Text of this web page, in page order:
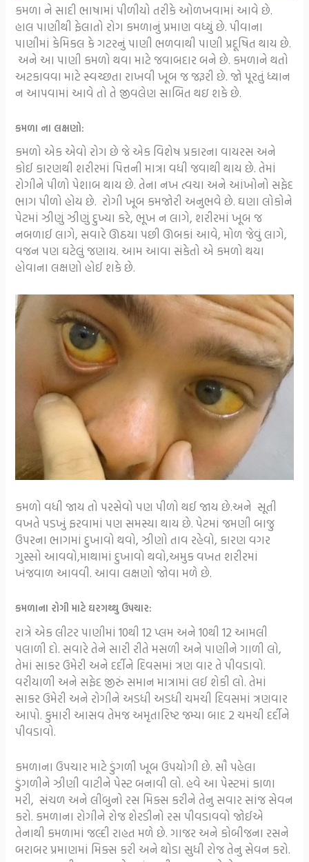
કમળા ને સાદી ભાષામાં પીળીયો તરીકે ઓળખવામાં આવે છે.
હાલ પાણીથી ફેલાતો રોગ કમળાનું પ્રમાણ વધ્યું છે. પીવાના
પાણીમાં કેમિકલ કે ગટરનું પાણી ભળવાથી પાણી પ્રદૂષિત થાય છે.
અને આ પાણી કમળો થવા માટે જવાબદાર બને છે. કમળાને થતો
અટકાવવા માટે સ્વચ્છતા રાખવી ખૂબ જ જરૂરી છે. જો પૂરતું ધ્યાન
ન આપવામાં આવે તો તે જીવલેણ સાબિત થઇ શકે છે.
કમળા ના લક્ષણો:
કમળો એક એવો રોગ છે જે એક વિશેષ પ્રકારના વાયરસ અને
કોઈ કારણથી શરીરમાં પિત્તની માત્રા વધી જવાથી થાય છે. તેમાં
રોગીને પીળો પેશાબ થાય છે. તેના નખ ત્વચા અને આંખોનો સફેદ
ભાગ પીળો હોય છે. રોગી ખૂબ કમજોરી અનુભવે છે. ઘણા લોકોને
પેટમાં ઝીણું ઝીણું દુખ્યા કરે, ભૂખ ન લાગે, શરીરમાં ખૂબ જ
નબળાઈ લાગે, સવારે ઊઠયા પછી ઊબકાં આવે, મોળ જેવું લાગે,
વજન પણ ઘટેલું જણાય. આમ આવા સંકેતો એ કમળો થયા
હોવાના લક્ષણો હોઈ શકે છે.
કમળો વધી જાય તો પરસેવો પણ પીળો થઈ જાય છે.અને સૂતી
વખતે પડખું ફરવામાં પણ સમસ્યા થાય છે. પેટમાં જમ‌ણી બાજુ
ઉપરના ભાગમાં દુખાવો થવો, ઝીણો તાવ રહેવો, કારણ વગર
ગુસ્સો આવવો,માથામાં દુખાવો થવો,અમુક વખત શરીરમાં
ખંજવાળ આવવી. આવા લક્ષણો જોવા મળે છે.
કમળાના રોગી માટે ઘરગથ્થુ ઉપચાર:
રાત્રે એક લીટર પાણીમાં 10થી 12 પ્લમ અને 10થી 12 આમલી
પલાળી દો. સવારે તેને સારી રીતે મસળી અને પાણીને ગાળી લો,
તેમાં સાકર ઉમેરી અને દર્દીને દિવસમાં ત્રણ વાર તે પીવડાવો.
વરીયાળી અને સફેદ જીરું સમાન માત્રામાં લઈ શેકી લો. તેમાં
સાકર ઉમેરી અને રોગીને અડધી અડધી ચમચી દિવસમાં ત્રણવાર
આપો. કુમારી આસવ તેમજ અમૃતારિષ્ટ જમ્યા બાદ 2 ચમચી દર્દીને
પીવડાવો.
કમળાના ઉપચાર માટે ડુંગળી ખૂબ ઉપયોગી છે. સૌ પહેલા
ડુંગળીને ઝીણી વાટીને પેસ્ટ બનાવી લો. હવે આ પેસ્ટમાં કાળા
મરી, સંચળ અને લીંબુનો રસ મિક્સ કરીને તેનુ સવાર સાંજ સેવન
કરો. કમળાના રોગીને રોજ શેરડીનો રસ પીવડાવવો જોઈએ
તેનાથી કમળામાં જલ્દી રાહત મળે છે. ગાજર અને કોબીજના રસને
બરાબર પ્રમાણમાં મિક્સ કરી અને થોડા સુધી રોજ તેનુ સેવન કરો.